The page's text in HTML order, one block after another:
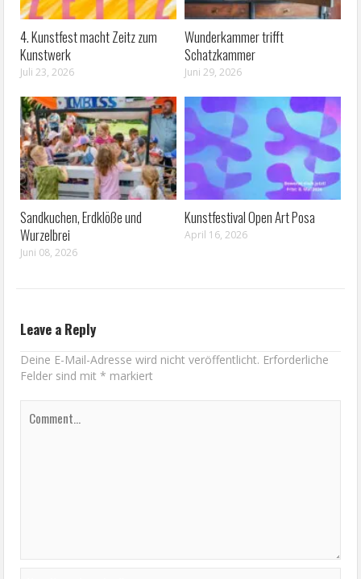
4. Kunstfest macht Zeitz zum
Kunstwerk
Juli 23, 2026
Wunderkammer trifft
Schatzkammer
Juni 29, 2026
Sandkuchen, Erdklöße und
Wurzelbrei
Juni 08, 2026
Kunstfestival Open Art Posa
April 16, 2026
Leave a Reply
Deine E-Mail-Adresse wird nicht veröffentlicht. Erforderliche
Felder sind mit* markiert